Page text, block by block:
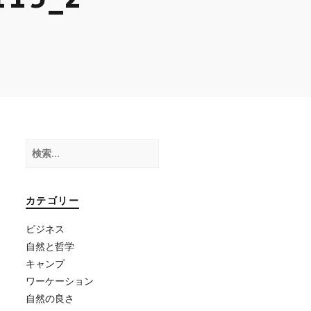
検
索:
カテゴリー
ビジネス
自然と哲学
キャンプ
ワーケーション
自然の良さ